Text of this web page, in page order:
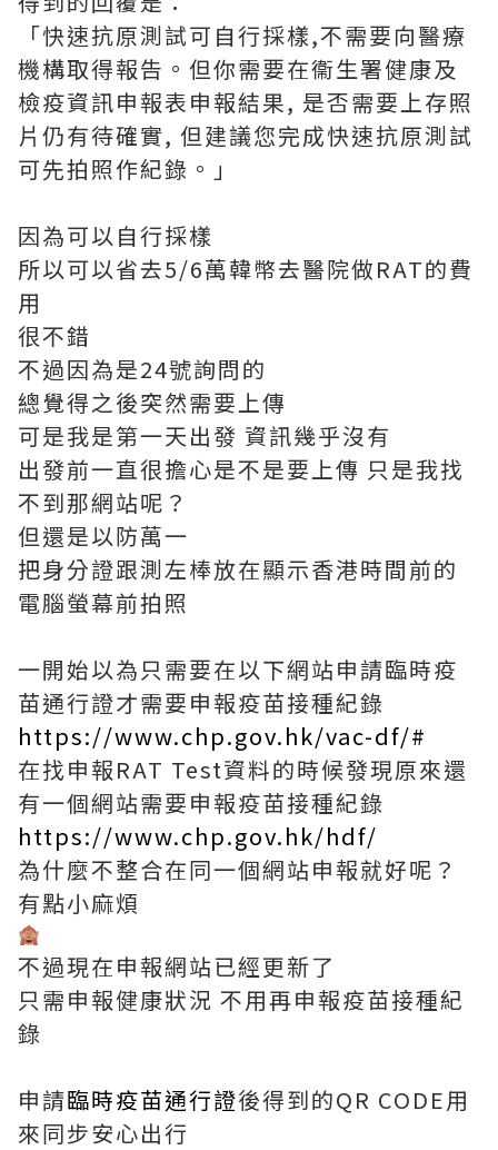
「快速抗原測試可自行採樣,不需要向醫療
機構取得報告。但你需要在衞生署健康及
檢疫資訊申報表申報結果, 是否需要上存照
片仍有待確實, 但建議您完成快速抗原測試
可先拍照作紀錄。」
因為可以自行採樣
所以可以省去5/6萬韓幣去醫院做RAT的費
用
很不錯
不過因為是24號詢問的
總覺得之後突然需要上傳
可是我是第一天出發 資訊幾乎沒有
出發前一直很擔心是不是要上傳 只是我找
不到那網站呢？
但還是以防萬一
把身分證跟測左棒放在顯示香港時間前的
電腦螢幕前拍照
一開始以為只需要在以下網站申請臨時疫
苗通行證才需要申報疫苗接種紀錄
https://www.chp.gov.hk/vac-df/#
在找申報RAT Test資料的時候發現原來還
有一個網站需要申報疫苗接種紀錄
https://www.chp.gov.hk/hdf/
為什麼不整合在同一個網站申報就好呢？
有點小麻煩
不過現在申報網站已經更新了
只需申報健康狀況 不用再申報疫苗接種紀
錄
申請臨時疫苗通行證後得到的QR CODE用
來同步安心出行